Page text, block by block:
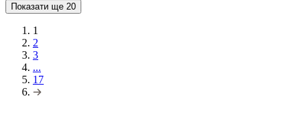
Показати ще 20
1
2
3
...
17